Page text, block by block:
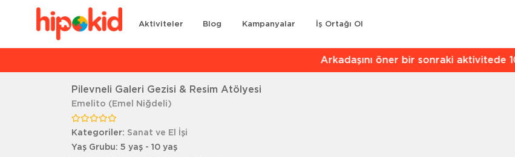
Aktiviteler Blog Kampanyalar İş Ortağı Ol
Arkadaşını öner bir sonraki aktivitede 100 TL
Pilevneli Galeri Gezisi & Resim Atölyesi
Emelito (Emel Niğdeli)
Kategoriler: Sanat ve El İşi
Yaş Grubu:5 yaş - 10 yaş